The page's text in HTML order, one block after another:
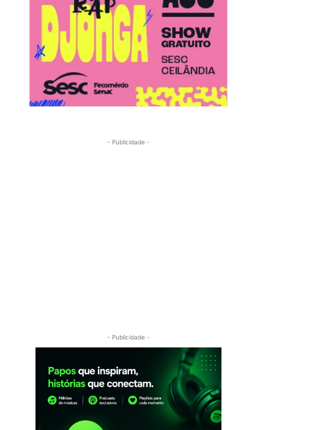
- Publicidade -
- Publicidade -